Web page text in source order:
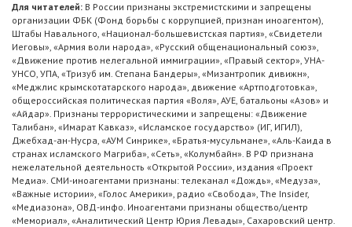
Для читателей: В России признаны экстремистскими и запрещены
организации ФБК (Фонд борьбы с коррупцией, признан иноагентом),
Штабы Навального, «Национал-большевистская партия», «Свидетели
Иеговы», «Армия воли народа», «Русский общенациональный союз»,
«Движение против нелегальной иммиграции», «Правый сектор», УНА-
УНСО, УПА, «Тризуб им. Степана Бандеры», «Мизантропик дивижн»,
«Меджлис крымскотатарского народа», движение «Артподготовка»,
общероссийская политическая партия «Воля», АУЕ, батальоны «Азов» и
«Айдар». Признаны террористическими и запрещены: «Движение
Талибан», «Имарат Кавказ», «Исламское государство» (ИГ, ИГИЛ),
Джебхад-ан-Нусра, «АУМ Синрике», «Братья-мусульмане», «Аль-Каида в
странах исламского Магриба», «Сеть», «Колумбайн». В РФ признана
нежелательной деятельность «Открытой России», издания «Проект
Медиа». СМИ-иноагентами признаны: телеканал «Дождь», «Медуза»,
«Важные истории», «Голос Америки», радио «Свобода», The Insider,
«Медиазона», ОВД-инфо. Иноагентами признаны общество/центр
«Мемориал», «Аналитический Центр Юрия Левады», Сахаровский центр.